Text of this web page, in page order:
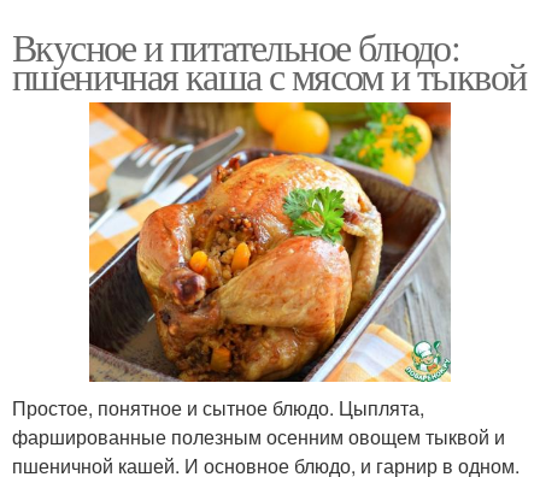
Вкусное и питательное блюдо:
пшеничная каша с мясом и тыквой
Простое, понятное и сытное блюдо. Цыплята,
фаршированные полезным осенним овощем тыквой и
пшеничной кашей. И основное блюдо, и гарнир в одном.